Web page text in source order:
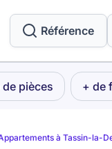
Référence
de pièces + de
à Tassin-la-